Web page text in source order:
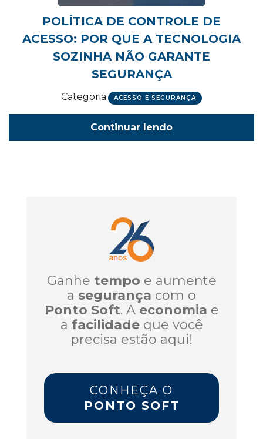
POLÍTICA DE CONTROLE DE
ACESSO: POR QUE A TECNOLOGIA
SOZINHA NÃO GARANTE
SEGURANÇA
Categoria ACESSO E SEGURANÇA
Continuar lendo
Ganhe tempo e aumente
a segurança com o
Ponto Soft. A economia e
a facilidadeque você
precisa estão aqui!
CONHEÇA O
PONTO SOFT